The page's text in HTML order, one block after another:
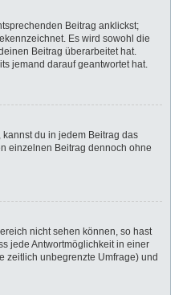
Beitrag anklickst;
Es wird sowohl die
Beitrag überarbeitet hat.
jemand darauf geantwortet hat.
du in jedem Beitrag das
einzelnen Beitrag dennoch ohne
nicht sehen können, so hast
jede Antwortmöglichkeit in einer
zeitlich unbegrenzte Umfrage) und